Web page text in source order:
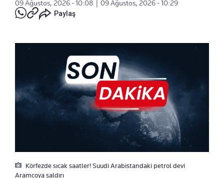
09 Ağustos, 2026 - 10:08
09 Ağustos, 2026 - 10:29
Paylaş
Körfezde sıcak saatler! Suudi Arabistandaki petrol devi
Aramcoya saldırı